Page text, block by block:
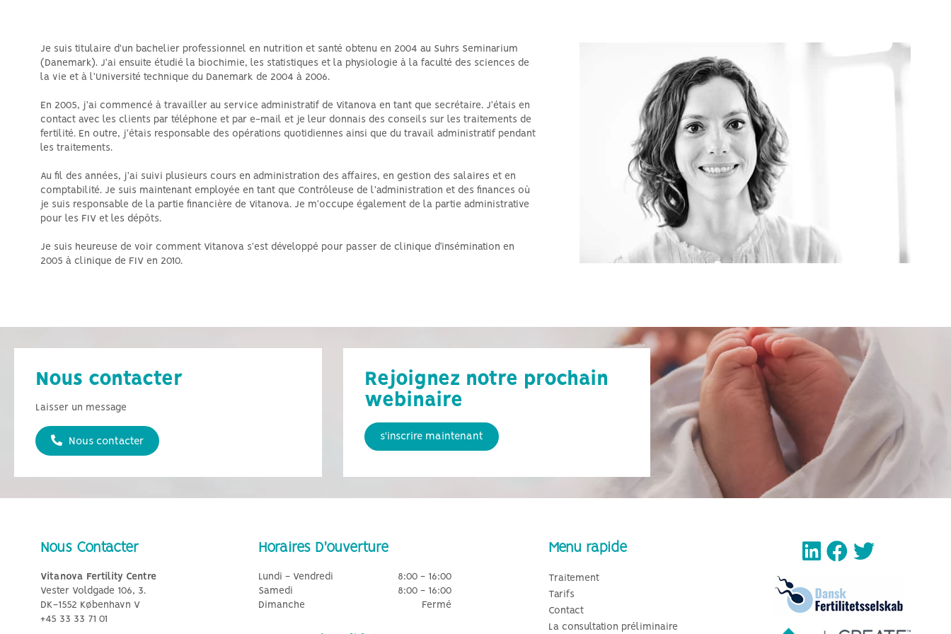
masculine générale
Je suis titulaire d'un bachelier professionnel en nutrition et santé obtenu en 2004 au Suhrs Seminarium
(Danemark). J'ai ensuite étudié la biochimie, les statistiques et la physiologie à la faculté des sciences de
la vie et à l'Université technique du Danemark de 2004 à 2006.
En 2005, j'ai commencé à travailler au service administratif de Vitanova en tant que secrétaire. J'étais en
contact avec les clients par téléphone et par e-mail et je leur donnais des conseils sur les traitements de
fertilité. En outre, j'étais responsable des opérations quotidiennes ainsi que du travail administratif pendant
les traitements.
Au fil des années, j'ai suivi plusieurs cours en administration des affaires, en gestion des salaires et en
comptabilité. Je suis maintenant employée en tant que Contrôleuse de l'administration et des finances où
je suis responsable de la partie financière de Vitanova. Je m'occupe également de la partie administrative
pour les FIV et les dépôts.
Je suis heureuse de voir comment Vitanova s'est développé pour passer de clinique d’insémination en
2005 à clinique de FIV en 2010.
Nous contacter
Laisser un message
Nous contacter
Rejoignez notre prochain
webinaire
s'inscrire maintenant
Nous Contacter
Vitanova Fertility Centre
Vester Voldgade 106, 3.
DK-1552 København V
+45 33 33 71 01
Horaires D'ouverture
Lundi - Vendredi
8:00 - 16:00
Samedi
8:00 - 16:00
Dimanche
Fermé
Menu rapide
Traitement
Tarifs
Contact
La consultation préliminaire